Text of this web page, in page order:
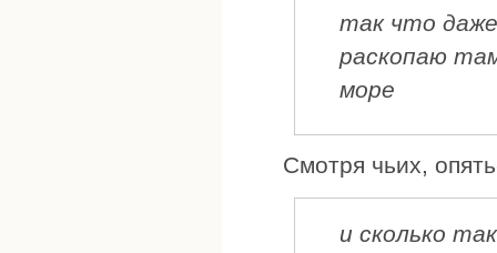
так что
раскопаю
море
Смотря чьих,
и сколько